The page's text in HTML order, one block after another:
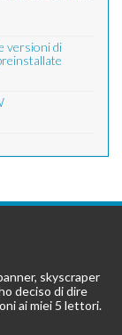
versioni di
skyscraper
deciso di dire
ai miei 5 lettori.